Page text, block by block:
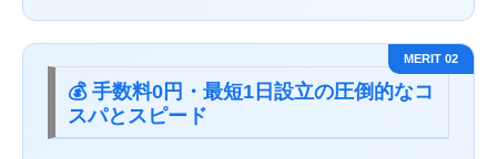
MERIT 02
💰 手数料0円・最短1日設立の圧倒的なコ
スパとスピード